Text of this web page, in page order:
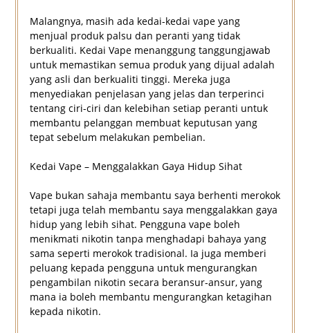
Malangnya, masih ada kedai-kedai vape yang
menjual produk palsu dan peranti yang tidak
berkualiti. Kedai Vape menanggung tanggungjawab
untuk memastikan semua produk yang dijual adalah
yang asli dan berkualiti tinggi. Mereka juga
menyediakan penjelasan yang jelas dan terperinci
tentang ciri-ciri dan kelebihan setiap peranti untuk
membantu pelanggan membuat keputusan yang
tepat sebelum melakukan pembelian.
Kedai Vape – Menggalakkan Gaya Hidup Sihat
Vape bukan sahaja membantu saya berhenti merokok
tetapi juga telah membantu saya menggalakkan gaya
hidup yang lebih sihat. Pengguna vape boleh
menikmati nikotin tanpa menghadapi bahaya yang
sama seperti merokok tradisional. Ia juga memberi
peluang kepada pengguna untuk mengurangkan
pengambilan nikotin secara beransur-ansur, yang
mana ia boleh membantu mengurangkan ketagihan
kepada nikotin.